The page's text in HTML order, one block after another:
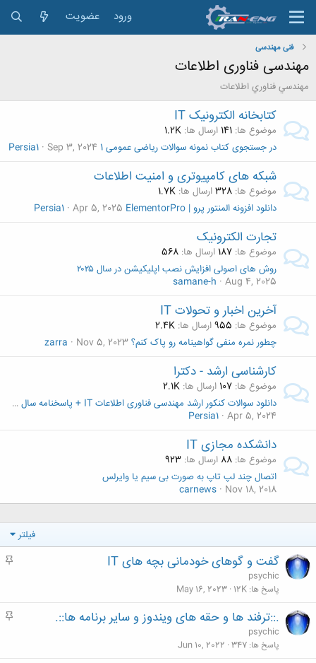
ورود عضویت
فنی مهندسی
مهندسی فناوری اطلاعات
مهندسي فناوري اطلاعات
کتابخانه الکترونیک IT
موضوع ها 141 ارسال ها 1.2K
در جستجوی کتاب نمونه سوالات ریاضی عمومی 1 Sep 3, 2024
Persia1
شبکه های کامپیوتری و امنیت اطلاعات
موضوع ها 328ارسال ها 1.7K
دانلود افزونه المنتور پرو | ElementorPro
Apr 5, 2025
Persia1
تجارت الکترونیک
موضوع ها 187 ارسال ها 568
روش های اصولی افزایش نصب اپلیکیشن در سال ۲۰۲۵
Aug 4, 2025
samane-h
آخرین اخبار و تحولات IT
موضوع ها 955ارسال ها 2.4K
چطور نمره منفی گواهینامه رو پاک کنم؟Nov 5, 2023
zarra
کارشناسی ارشد - دکترا
موضوع ها 107 ارسال ها 2.1K
دانلود سوالات کنکور ارشد مهندسی فناوری اطلاعات IT + پاسخنامه سال های ۹۵ تا ۱۴۰۳
Apr 5, 2024
Persia1
دانشکده مجازی IT
موضوع ها 88 ارسال ها 923
اتصال چند لپ تاپ به صورت بی سیم یا وایرلس
Nov 18, 2018
carnews
فیلتر
م
گفت و گوهای خودمانی بچه های IT
psychic
پاسخ ها 12K
May 16, 2023
م
.::ترفند ها و حقه های ویندوز و سایر برنامه ها::.
psychic
پاسخ ها 347
Jun 10, 2022